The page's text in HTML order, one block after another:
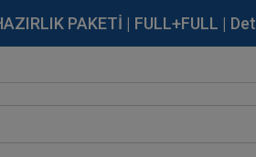
PAKETİ | FULL+FULL |